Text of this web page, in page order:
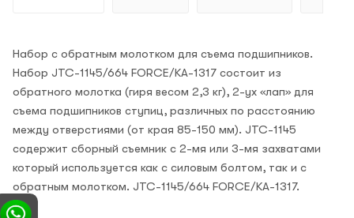
Набор с обратным молотком для съема подшипников.
Набор JTC-1145/664 FORCE/KA-1317 состоит из
обратного молотка (гиря весом 2,3 кг), 2-ух «лап» для
съема подшипников ступиц, различных по расстоянию
между отверстиями (от края 85-150 мм). JTC-1145
содержит сборный съемник с 2-мя или 3-мя захватами
который используется как с силовым болтом, так и с
обратным молотком. JTC-1145/664 FORCE/KA-1317.